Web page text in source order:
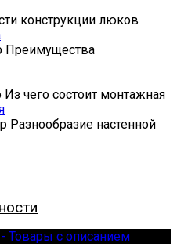
конструкции люков
Преимущества
чего состоит монтажная
Разнообразие настенной
Товары с описанием